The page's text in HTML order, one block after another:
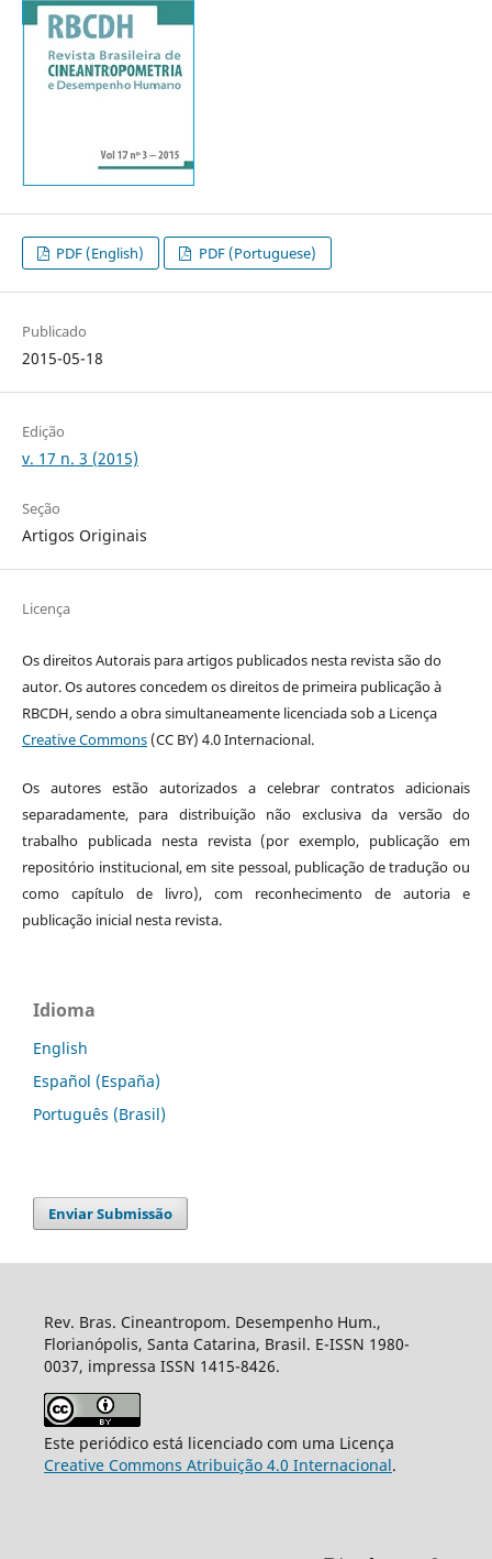
PDF (English) PDF (Portuguese)
Publicado
2015-05-18
Edição
v. 17 n. 3 (2015)
Seção
Artigos Originais
Licença
Os direitos Autorais para artigos publicados nesta revista são do
autor. Os autores concedem os direitos de primeira publicação à
RBCDH, sendo a obra simultaneamente licenciada sob a Licença
Creative Commons(CC BY) 4.0 Internacional.
Os autores estão autorizados a celebrar contratos adicionais
separadamente, para distribuição não exclusiva da versão do
trabalho publicada nesta revista (por exemplo, publicação em
repositório institucional, em site pessoal, publicação de tradução ou
como capítulo de livro), com reconhecimento de autoria e
publicação inicial nesta revista.
Idioma
English
Español (España)
Português (Brasil)
Enviar Submissão
Rev. Bras. Cineantropom. Desempenho Hum.,
Florianópolis, Santa Catarina, Brasil. E-ISSN 1980-
0037, impressa ISSN 1415-8426.
Este periódico está licenciado com uma Licença
Creative Commons Atribuição 4.0 Internacional.